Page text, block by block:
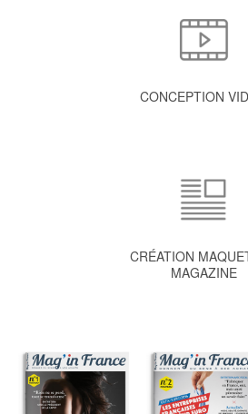
CONCEPTION
CRÉATION
MAGAZINE